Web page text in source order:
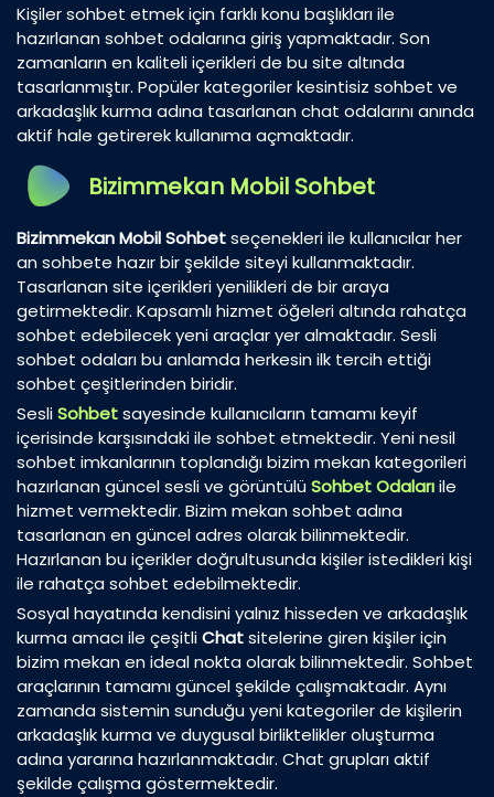
Kişiler sohbet etmek için farklı konu başlıkları ile
hazırlanan sohbet odalarına giriş yapmaktadır. Son
zamanların en kaliteli içerikleri de bu site altında
tasarlanmıştır. Popüler kategoriler kesintisiz sohbet ve
arkadaşlık kurma adına tasarlanan chat odalarını anında
aktif hale getirerek kullanıma açmaktadır.
Bizimmekan Mobil Sohbet
Bizimmekan Mobil Sohbetseçenekleri ile kullanıcılar her
an sohbete hazır bir şekilde siteyi kullanmaktadır.
Tasarlanan site içerikleri yenilikleri de bir araya
getirmektedir. Kapsamlı hizmet öğeleri altında rahatça
sohbet edebilecek yeni araçlar yer almaktadır. Sesli
sohbet odaları bu anlamda herkesin ilk tercih ettiği
sohbet çeşitlerinden biridir.
SesliSohbetsayesinde kullanıcıların tamamı keyif
içerisinde karşısındaki ile sohbet etmektedir. Yeni nesil
sohbet imkanlarının toplandığı bizim mekan kategorileri
hazırlanan güncel sesli ve görüntülüSohbet Odalarıile
hizmet vermektedir. Bizim mekan sohbet adına
tasarlanan en güncel adres olarak bilinmektedir.
Hazırlanan bu içerikler doğrultusunda kişiler istedikleri kişi
ile rahatça sohbet edebilmektedir.
Sosyal hayatında kendisini yalnız hisseden ve arkadaşlık
kurma amacı ile çeşitliChatsitelerine giren kişiler için
bizim mekan en ideal nokta olarak bilinmektedir. Sohbet
araçlarının tamamı güncel şekilde çalışmaktadır. Aynı
zamanda sistemin sunduğu yeni kategoriler de kişilerin
arkadaşlık kurma ve duygusal birliktelikler oluşturma
adına yararına hazırlanmaktadır. Chat grupları aktif
şekilde çalışma göstermektedir.